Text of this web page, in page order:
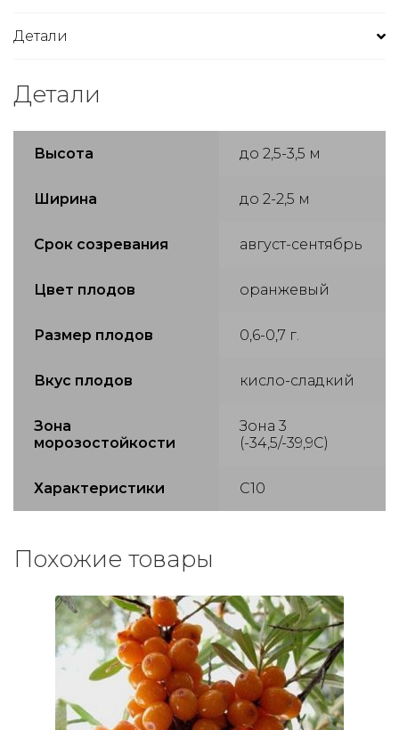
Детали
Детали
Высота до 2,5-3,5 м
Ширина до 2-2,5 м
Срок созревания август-сентябрь
Цвет плодов оранжевый
Размер плодов 0,6-0,7 г.
Вкус плодов кисло-сладкий
Зона
морозостойкости
Зона 3
(-34,5/-39,9С)
Характеристики С10
Похожие товары